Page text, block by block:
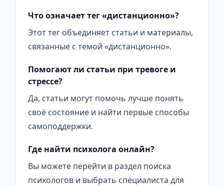
Что означает тег «дистанционно»?
Этот тег объединяет статьи и материалы,
связанные с темой «дистанционно».
Помогают ли статьи при тревоге и
стрессе?
Да, статьи могут помочь лучше понять
своё состояние и найти первые способы
самоподдержки.
Где найти психолога онлайн?
Вы можете перейти в раздел поиска
психологов и выбрать специалиста для